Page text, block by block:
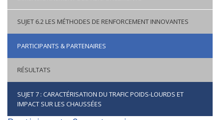
SUJET 6.2 LES MÉTHODES DE RENFORCEMENT INNOVANTES
PARTICIPANTS & PARTENAIRES
RÉSULTATS
SUJET 7 : CARACTÉRISATION DU TRAFIC POIDS-LOURDS ET
IMPACT SUR LES CHAUSSÉES